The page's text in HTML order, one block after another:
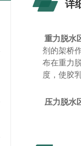
详
重力脱水
剂的架桥
布在重力
度，使胶
压力脱水